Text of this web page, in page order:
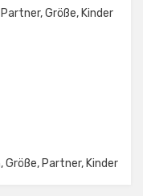
Größe, Kinder
Größe, Partner, Kinder